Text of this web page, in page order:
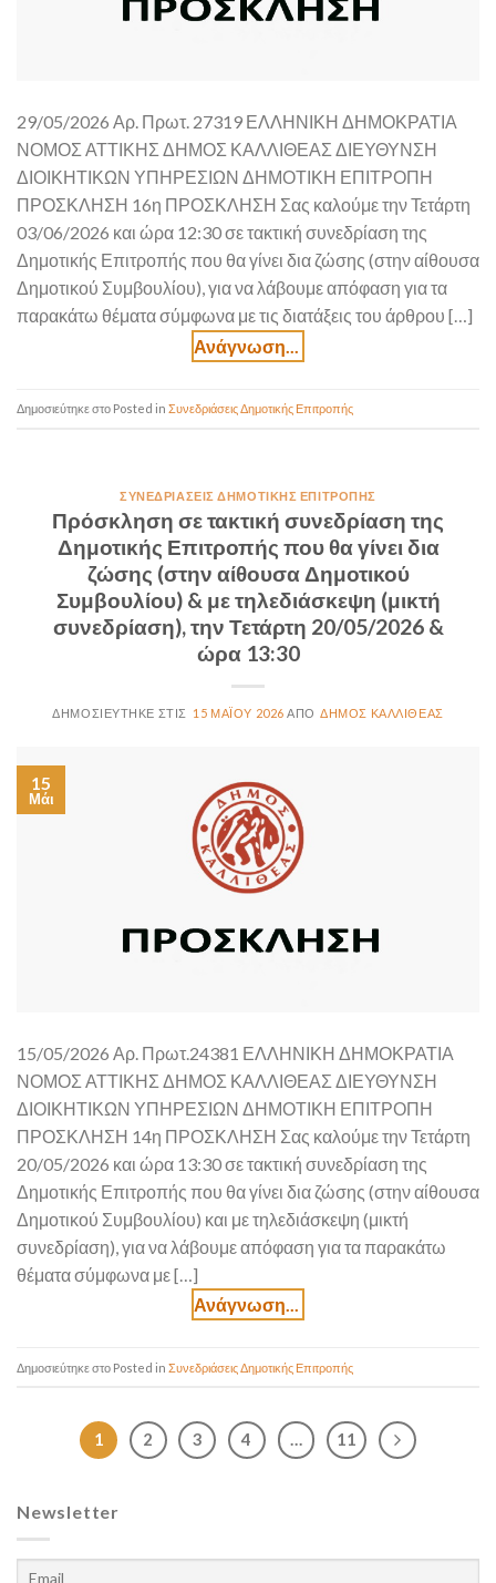
29/05/2026 Αρ. Πρωτ. 27319 ΕΛΛΗΝΙΚΗ ΔΗΜΟΚΡΑΤΙΑ
ΝΟΜΟΣ ΑΤΤΙΚΗΣ ΔΗΜΟΣ ΚΑΛΛΙΘΕΑΣ ΔΙΕΥΘΥΝΣΗ
ΔΙΟΙΚΗΤΙΚΩΝ ΥΠΗΡΕΣΙΩΝ ΔΗΜΟΤΙΚΗ ΕΠΙΤΡΟΠΗ
ΠΡΟΣΚΛΗΣΗ 16η ΠΡΟΣΚΛΗΣΗ Σας καλούμε την Τετάρτη
03/06/2026 και ώρα 12:30 σε τακτική συνεδρίαση της
Δημοτικής Επιτροπής που θα γίνει δια ζώσης (στην αίθουσα
Δημοτικού Συμβουλίου), για να λάβουμε απόφαση για τα
παρακάτω θέματα σύμφωνα με τις διατάξεις του άρθρου […]
Posted in Συνεδριάσεις Δημοτικής Επιτροπής
ΣΥΝΕΔΡΙΆΣΕΙΣ ΔΗΜΟΤΙΚΉΣ ΕΠΙΤΡΟΠΉΣ
Πρόσκληση σε τακτική συνεδρίαση της
Δημοτικής Επιτροπής που θα γίνει δια
ζώσης (στην αίθουσα Δημοτικού
Συμβουλίου) & με τηλεδιάσκεψη (μικτή
συνεδρίαση), την Τετάρτη 20/05/2026 &
ώρα 13:30
15 ΜΑΪ́ΟΥ 2026 ΔΉΜΟΣ ΚΑΛΛΙΘΈΑΣ
15
Μάι
15/05/2026 Αρ. Πρωτ.24381 ΕΛΛΗΝΙΚΗ ΔΗΜΟΚΡΑΤΙΑ
ΝΟΜΟΣ ΑΤΤΙΚΗΣ ΔΗΜΟΣ ΚΑΛΛΙΘΕΑΣ ΔΙΕΥΘΥΝΣΗ
ΔΙΟΙΚΗΤΙΚΩΝ ΥΠΗΡΕΣΙΩΝ ΔΗΜΟΤΙΚΗ ΕΠΙΤΡΟΠΗ
ΠΡΟΣΚΛΗΣΗ 14η ΠΡΟΣΚΛΗΣΗ Σας καλούμε την Τετάρτη
20/05/2026 και ώρα 13:30 σε τακτική συνεδρίαση της
Δημοτικής Επιτροπής που θα γίνει δια ζώσης (στην αίθουσα
Δημοτικού Συμβουλίου) και με τηλεδιάσκεψη (μικτή
συνεδρίαση), για να λάβουμε απόφαση για τα παρακάτω
θέματα σύμφωνα με […]
Posted in Συνεδριάσεις Δημοτικής Επιτροπής
1 2 3 4 … 11
Newsletter